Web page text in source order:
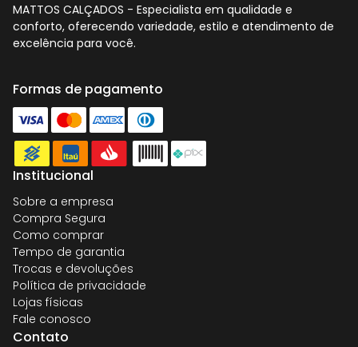
MATTOS CALÇADOS - Especialista em qualidade e
conforto, oferecendo variedade, estilo e atendimento de
excelência para você.
Formas de pagamento
Institucional
Sobre a empresa
Compra Segura
Como comprar
Tempo de garantia
Trocas e devoluções
Política de privacidade
Lojas físicas
Fale conosco
Contato